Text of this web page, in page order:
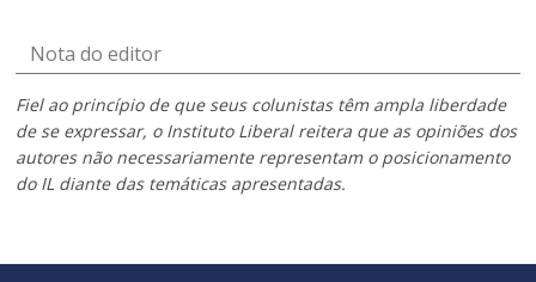
Nota do editor
Fiel ao princípio de que seus colunistas têm ampla liberdade
de se expressar, o Instituto Liberal reitera que as opiniões dos
autores não necessariamente representam o posicionamento
do IL diante das temáticas apresentadas.